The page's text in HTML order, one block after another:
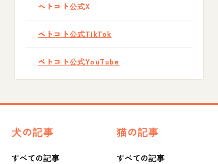
ペトコト公式X
ペトコト公式TikTok
ペトコト公式YouTube
犬の記事
すべての記事
猫の記事
すべての記事